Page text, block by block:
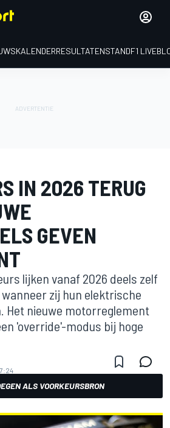
KALENDERRESULTATENSTANDF1
IN 2026 TERUG
GEVEN
lijken vanaf 2026 deels zelf
zij hun elektrische
Het nieuwe motorreglement
'override'-modus bij hoge
ALS VOORKEURSBRON